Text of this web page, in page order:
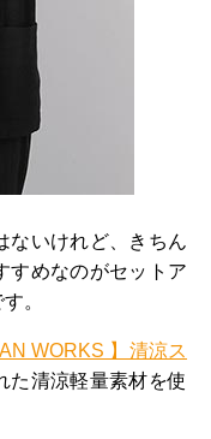
ないけれど、きちん
すめなのがセットア
。
WORKS 】清涼ス
た清涼軽量素材を使